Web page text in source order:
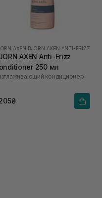
AXEN BJORN AXEN ANTI-FRIZZ
AXEN Anti-Frizz
250 мл
кондиционер